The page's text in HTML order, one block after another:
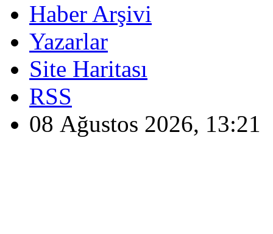
Haber Arşivi
Yazarlar
Site Haritası
RSS
08 Ağustos 2026, 13:21